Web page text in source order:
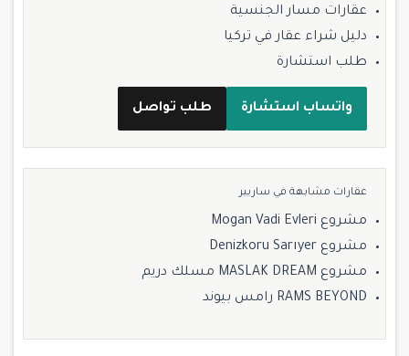
عقارات مسار الجنسية
دليل شراء عقار في تركيا
طلب استشارة
واتساب استشارة طلب تواصل
عقارات مشابهة في ساريير
مشروع Mogan Vadi Evleri
مشروع Denizkoru Sarıyer
مشروع MASLAK DREAM مسلك دريم
RAMS BEYOND رامس بيوند